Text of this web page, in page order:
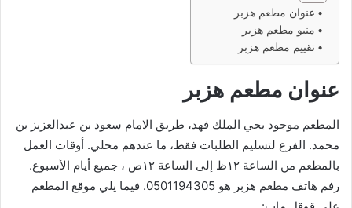
عنوان مطعم هزبر
منيو مطعم هزبر
تقييم مطعم هزبر
عنوان مطعم هزبر
المطعم موجود بحي الملك فهد، طريق الامام سعود بن عبدالعزيز بن
محمد. الفرع لتسليم الطلبات فقط، ما عندهم محلي. أوقات العمل
بالمطعم من الساعة ١٢ظ إلى الساعة ١٢ص ، جميع أيام الأسبوع.
رفم هاتف مطعم هزبر هو 0501194305. فيما يلي موقع المطعم